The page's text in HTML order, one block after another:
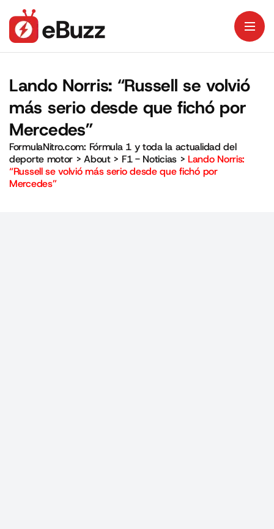
Lando Norris: “Russell se volvió
más serio desde que fichó por
Mercedes”
FormulaNitro.com: Fórmula 1 y toda la actualidad del
deporte motor >About> F1 - Noticias> Lando Norris:
“Russell se volvió más serio desde que fichó por
Mercedes”